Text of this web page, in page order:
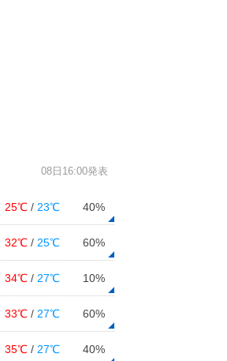
08日16:00発表
25℃ / 23℃ 40%
32℃ / 25℃ 60%
34℃ / 27℃ 10%
33℃ / 27℃ 60%
35℃ / 27℃ 40%